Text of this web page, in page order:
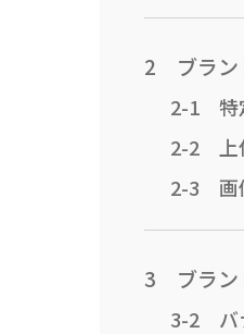
2 ブラン
2-1 特
2-2 上
2-3 画
3 ブラン
3-2 バ